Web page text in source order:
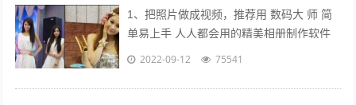
1、把照片做成视频，推荐用 数码大 师 简
单易上手 人人都会用的精美相册制作软件
点击 添加相片 按钮，悉数导入相片，加上
2022-09-12 75541